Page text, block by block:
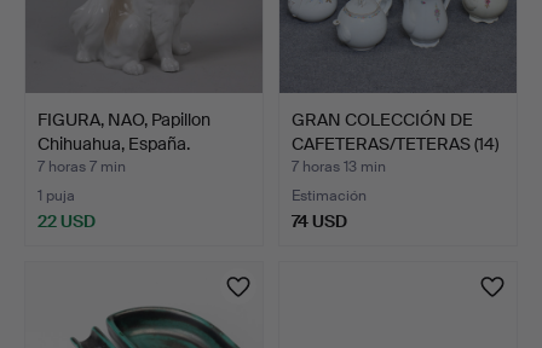
FIGURA, NAO, Papillon
Chihuahua, España.
7 horas 7 min
1 puja
22 USD
GRAN COLECCIÓN DE
CAFETERAS/TETERAS (14)
P…
7 horas 13 min
Estimación
74 USD